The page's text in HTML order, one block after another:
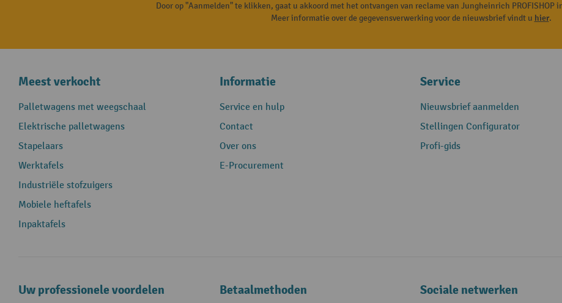
Door op "Aanmelden" te klikken, gaat u akkoord met het ontvangen van reclame van Jungheinrich PROFISHOP
Meer informatie over de gegevensverwerking voor de nieuwsbrief vindt u hier.
Meest verkocht
Palletwagens met weegschaal
Elektrische palletwagens
Stapelaars
Werktafels
Industriële stofzuigers
Mobiele heftafels
Inpaktafels
Informatie
Service en hulp
Contact
Over ons
E-Procurement
Service
Nieuwsbrief aanmelden
Stellingen Configurator
Profi-gids
Uw professionele voordelen Betaalmethoden Sociale netwerken